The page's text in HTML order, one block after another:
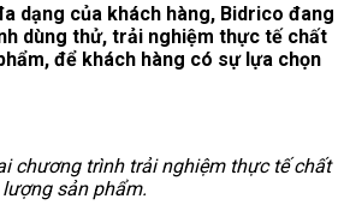
dạng của khách hàng, Bidrico đang
dùng thử, trải nghiệm thực tế chất
để khách hàng có sự lựa chọn
chương trình trải nghiệm thực tế chất
lượng sản phẩm.